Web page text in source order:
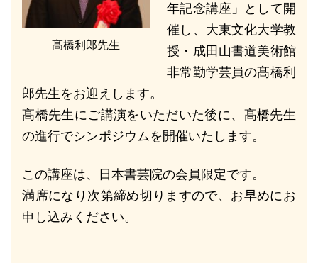
髙橋利郎先生
年記念講座」として開
催し、大東文化大学教
授・成田山書道美術館
非常勤学芸員の髙橋利
郎先生をお迎えします。
髙橋先生にご講演をいただいた後に、髙橋先生
の進行でシンポジウムを開催いたします。
この講座は、日本書芸院の会員限定です。
満席になり次第締め切りますので、お早めにお
申し込みください。